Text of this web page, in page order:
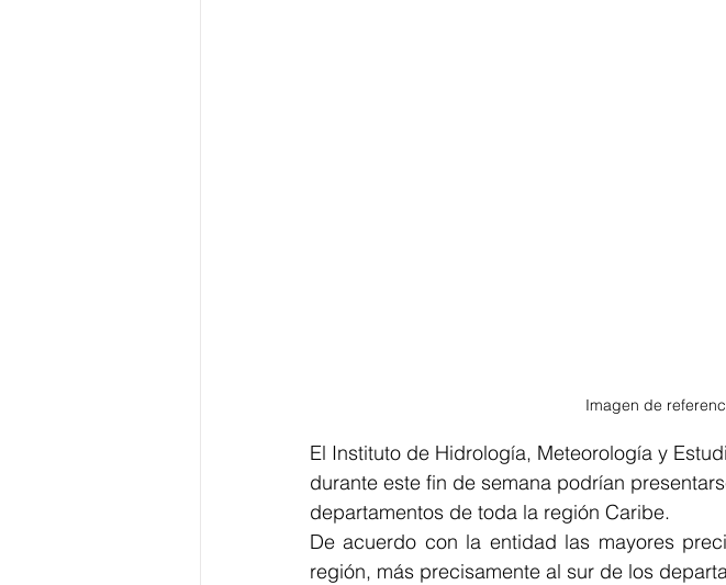
Imagen de
El Instituto de Hidrología, Meteorología y
durante este fin de semana podrían
departamentos de toda la región Caribe.
De acuerdo con la entidad las mayores
región, más precisamente al sur de los